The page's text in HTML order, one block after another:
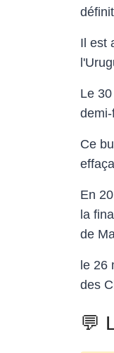
Il est
Le
Ce
En
la
de
le 26
des
💬